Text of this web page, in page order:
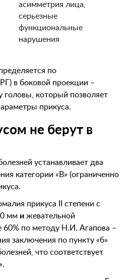
асимметрия лица,
серьезные
функциональные
нарушения
по
в боковой проекции –
головы, который позволяет
прикуса.
не берут в
устанавливает два
категории «В» (ограниченно
прикуса II степени с
мм и жевательной
60% по методу Н.И. Агапова –
заключения по пункту «б»
что соответствует